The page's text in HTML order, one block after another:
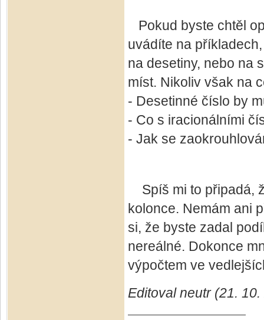
Pokud byste chtěl
uvádíte na
na desetiny, nebo na
míst. Nikoliv však na
- Desetinné číslo by
- Co s iracionálními
- Jak se
Spíš mi to připadá,
kolonce. Nemám ani
si, že byste zadal
nereálné. Dokonce
výpočtem ve
Editoval neutr (21.